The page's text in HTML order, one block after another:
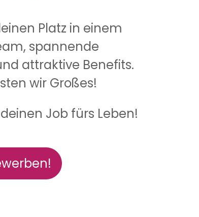
Platz in einem
spannende
attraktive Benefits.
wir Großes!
Job fürs Leben!